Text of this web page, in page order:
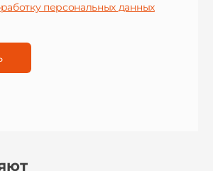
персональных данных